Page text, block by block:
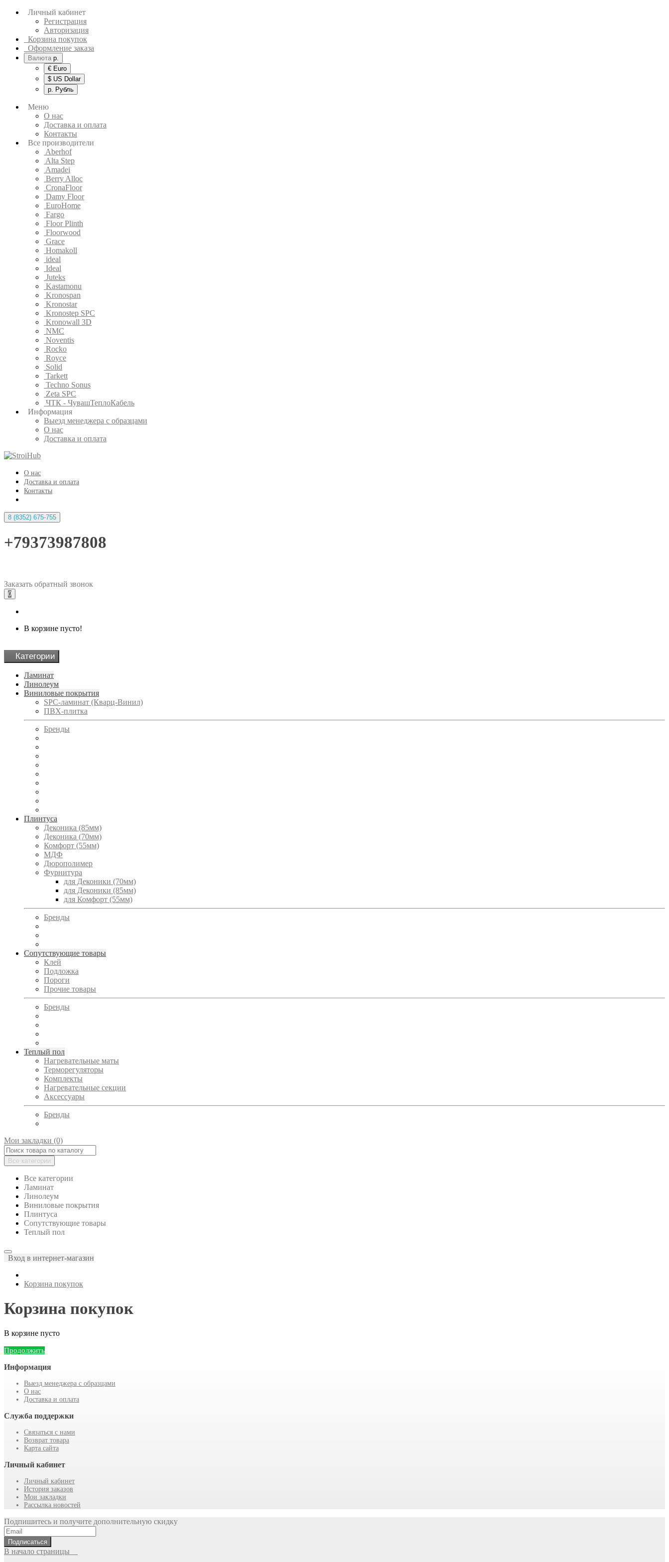
Личный кабинет
Регистрация
Авторизация
Корзина покупок
Оформление заказа
Валюта р.
€ Euro
$ US Dollar
р. Рубль
Меню
О нас
Доставка и оплата
Контакты
Все производители
Aberhof
Alta Step
Amadei
Berry Alloc
CronaFloor
Damy Floor
EuroHome
Fargo
Floor Plinth
Floorwood
Grace
Homakoll
ideal
Ideal
Juteks
Kastamonu
Kronospan
Kronostar
Kronostep SPC
Kronowall 3D
NMC
Noventis
Rocko
Royce
Solid
Tarkett
Techno Sonus
Zeta SPC
ЧТК - ЧувашТеплоКабель
Информация
Выезд менеджера с образцами
О нас
Доставка и оплата
О нас
Доставка и оплата
Контакты
8 (8352) 675-755
+79373987808
Заказать обратный звонок
0
В корзине пусто!
Категории
Ламинат
Линолеум
Виниловые покрытия
SPC-ламинат (Кварц-Винил)
ПВХ-плитка
Бренды
Плинтуса
Деконика (85мм)
Деконика (70мм)
Комфорт (55мм)
МДФ
Дюрополимер
Фурнитура
для Деконики (70мм)
для Деконики (85мм)
для Комфорт (55мм)
Бренды
Сопутствующие товары
Клей
Подложка
Пороги
Прочие товары
Бренды
Теплый пол
Нагревательные маты
Терморегуляторы
Комплекты
Нагревательные секции
Аксессуары
Бренды
Мои закладки (0)
Все категории
Все категории
Ламинат
Линолеум
Виниловые покрытия
Плинтуса
Сопутствующие товары
Теплый пол
Вход в интернет-магазин
Корзина покупок
Корзина покупок
В корзине пусто
Продолжить
Информация
Выезд менеджера с образцами
О нас
Доставка и оплата
Служба поддержки
Связаться с нами
Возврат товара
Карта сайта
Личный кабинет
Личный кабинет
История заказов
Мои закладки
Рассылка новостей
Подпишитесь и получите дополнительную скидку
Подписаться
В начало страницы